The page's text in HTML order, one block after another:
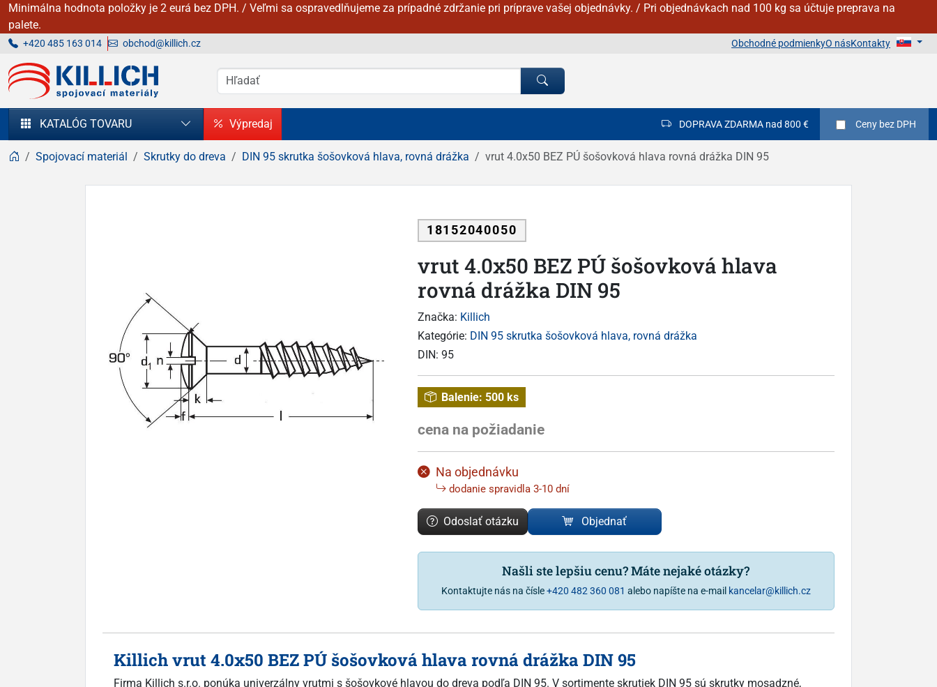
Minimálna hodnota položky je 2 eurá bez DPH. / Veľmi sa ospravedlňujeme za prípadné zdržanie pri príprave vašej objednávky. / Pri objednávkach nad 100 kg sa účtuje preprava na
palete.
+420 485 163 014 obchod@killich.cz Obchodné podmienkyO násKontakty
KILLICH - Spojovacie materiály
KATALÓG TOVARU Výpredaj DOPRAVA ZDARMA nad 800 € Ceny bez DPH
Spojovací materiál Skrutky do dreva DIN 95 skrutka šošovková hlava, rovná drážka vrut 4.0x50 BEZ PÚ šošovková hlava rovná drážka DIN 95
18152040050
vrut 4.0x50 BEZ PÚ šošovková hlava
rovná drážka DIN 95
Značka: Killich
Kategórie: DIN 95 skrutka šošovková hlava, rovná drážka
DIN: 95
Balenie: 500 ks
cena na požiadanie
Na objednávku
dodanie spravidla 3-10 dní
Odoslať otázku Objednať
Našli ste lepšiu cenu? Máte nejaké otázky?
Kontaktujte nás na čísle+420 482 360 081 alebo napíšte na e-mail kancelar@killich.cz
Killich vrut 4.0x50 BEZ PÚ šošovková hlava rovná drážka DIN 95
Firma Killich s.r.o. ponúka univerzálny vrutmi s šošovkové hlavou do dreva podľa DIN 95. V sortimente skrutiek DIN 95 sú skrutky mosadzné,